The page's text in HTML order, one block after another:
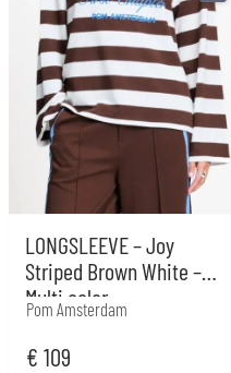
LONGSLEEVE – Joy
Striped Brown White –
Multi color
Pom Amsterdam
€ 109